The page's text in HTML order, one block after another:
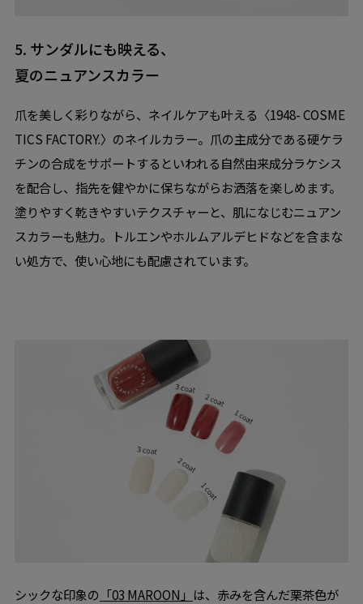
5. サンダルにも映える、
夏のニュアンスカラー
爪を美しく彩りながら、ネイルケアも叶える〈1948- COSME
TICS FACTORY.〉のネイルカラー。爪の主成分である硬ケラ
チンの合成をサポートするといわれる自然由来成分ラケシス
を配合し、指先を健やかに保ちながらお洒落を楽しめます。
塗りやすく乾きやすいテクスチャーと、肌になじむニュアン
スカラーも魅力。トルエンやホルムアルデヒドなどを含まな
い処方で、使い心地にも配慮されています。
シックな印象の 「03 MAROON」 は、赤みを含んだ栗茶色が